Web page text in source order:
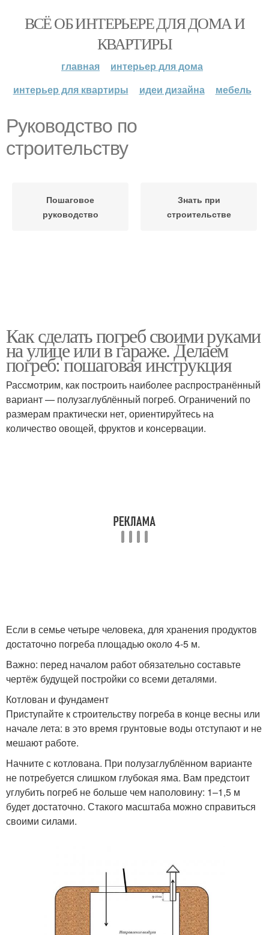
ВСЁ ОБ ИНТЕРЬЕРЕ ДЛЯ ДОМА И
КВАРТИРЫ
главная
интерьер для дома
интерьер для квартиры
идеи дизайна мебель
Руководство по
строительству
Пошаговое
руководство
Знать при
строительстве
Как сделать погреб своими руками
на улице или в гараже. Делаем
погреб: пошаговая инструкция
Рассмотрим, как построить наиболее распространённый
вариант — полузаглублённый погреб. Ограничений по
размерам практически нет, ориентируйтесь на
количество овощей, фруктов и консервации.
Если в семье четыре человека, для хранения продуктов
достаточно погреба площадью около 4-5 м.
Важно: перед началом работ обязательно составьте
чертёж будущей постройки со всеми деталями.
Котлован и фундамент
Приступайте к строительству погреба в конце весны или
начале лета: в это время грунтовые воды отступают и не
мешают работе.
Начните с котлована. При полузаглублённом варианте
не потребуется слишком глубокая яма. Вам предстоит
углубить погреб не больше чем наполовину: 1–1,5 м
будет достаточно. Стакого масштаба можно справиться
своими силами.